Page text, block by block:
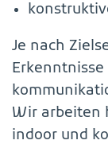
Je nach
Wir arbeiten
indoor und